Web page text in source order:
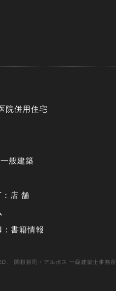
院併用住宅
般建築
店 舗
書籍情報
関根裕司・アルボス 一級建築士事務所